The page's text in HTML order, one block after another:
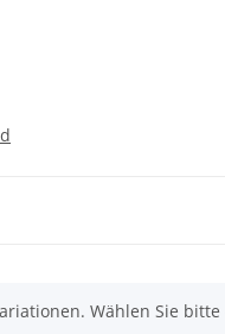
Wählen Sie